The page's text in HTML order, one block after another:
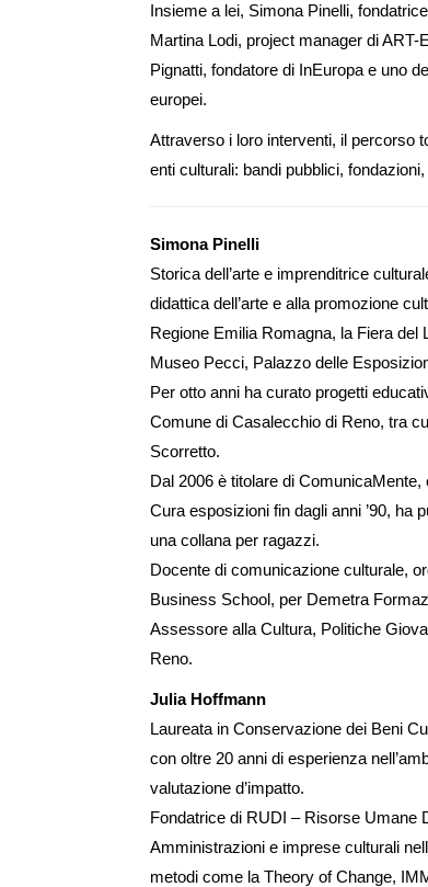
Insieme a lei, Simona Pinelli,
Martina Lodi, project manager di
Pignatti, fondatore di InEuropa e uno
europei.
Attraverso i loro interventi, il percorso
enti culturali: bandi pubblici,
Simona Pinelli
Storica dell’arte e imprenditrice
didattica dell’arte e alla promozione
Regione Emilia Romagna, la Fiera
Museo Pecci, Palazzo delle
Per otto anni ha curato progetti
Comune di Casalecchio di Reno, tra
Scorretto.
Dal 2006 è titolare di
Cura esposizioni fin dagli anni ’90, ha
una collana per ragazzi.
Docente di comunicazione culturale,
Business School, per Demetra
Assessore alla Cultura, Politiche
Reno.
Julia Hoffmann
Laureata in Conservazione dei Beni
con oltre 20 anni di esperienza
valutazione d’impatto.
Fondatrice di RUDI – Risorse Umane
Amministrazioni e imprese culturali
metodi come la Theory of Change,